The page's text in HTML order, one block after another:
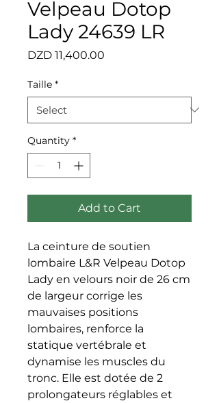
Velpeau Dotop
Lady 24639 LR
DZD 11,400.00
Taille *
Quantity *
Add to Cart
La ceinture de soutien
lombaire L&R Velpeau Dotop
Lady en velours noir de 26 cm
de largeur corrige les
mauvaises positions
lombaires, renforce la
statique vertébrale et
dynamise les muscles du
tronc. Elle est dotée de 2
prolongateurs réglables et